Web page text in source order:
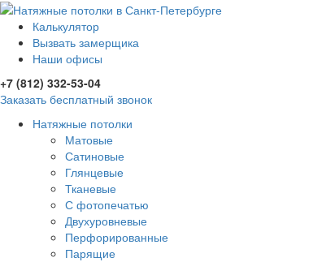
Калькулятор
Вызвать замерщика
Наши офисы
+7 (812) 332-53-04
Заказать бесплатный звонок
Натяжные потолки
Матовые
Сатиновые
Глянцевые
Тканевые
С фотопечатью
Двухуровневые
Перфорированные
Парящие